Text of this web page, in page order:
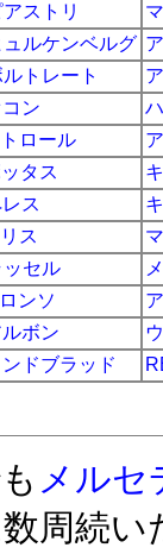
ストリ
ュルケンベルグ
トレート
ン
ロール
タス
ス
ス
ッセル
ンソ
ボン
ドブラッド
メルセ
数周続